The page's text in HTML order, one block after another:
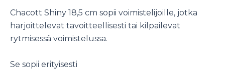
Chacott Shiny 18,5 cm sopii voimistelijoille, jotka
harjoittelevat tavoitteellisesti tai kilpailevat
rytmisessä voimistelussa.
Se sopii erityisesti